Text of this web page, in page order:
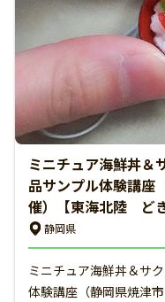
ミニチュア海鮮丼＆
品サンプル体験講座
催）【東海北陸 どき
静岡県
ミニチュア海鮮丼＆サ
体験講座（静岡県焼津